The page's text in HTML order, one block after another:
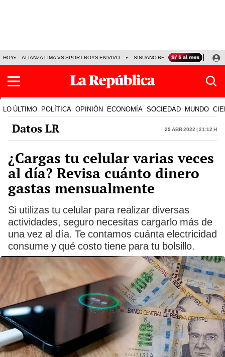
HOY ALIANZA LIMA VS SPORT BOYS EN VIVO SINUANO RESULTADOS HOY
LO ÚLTIMO POLÍTICA OPINIÓN ECONOMÍA SOCIEDAD MUNDO
Datos LR 29 Abr 2022 | 21:12 h
¿Cargas tu celular varias veces
al día? Revisa cuánto dinero
gastas mensualmente
Si utilizas tu celular para realizar diversas
actividades, seguro necesitas cargarlo más de
una vez al día. Te contamos cuánta electricidad
consume y qué costo tiene para tu bolsillo.